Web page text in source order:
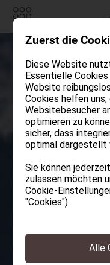
Zuerst die
Diese Website
Essentielle
Website
Cookies helfen
Websitebesucher
optimieren zu
sicher, dass
optimal dargestellt
Sie können
zulassen möchten
Cookie-
"Cookies").
Alle